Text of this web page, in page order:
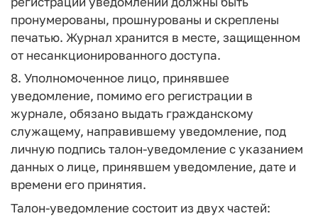
пронумерованы, прошнурованы и скреплены
печатью. Журнал хранится в месте, защищенном
от несанкционированного доступа.
8. Уполномоченное лицо, принявшее
уведомление, помимо его регистрации в
журнале, обязано выдать гражданскому
служащему, направившему уведомление, под
личную подпись талон-уведомление с указанием
данных о лице, принявшем уведомление, дате и
времени его принятия.
Талон-уведомление состоит из двух частей: